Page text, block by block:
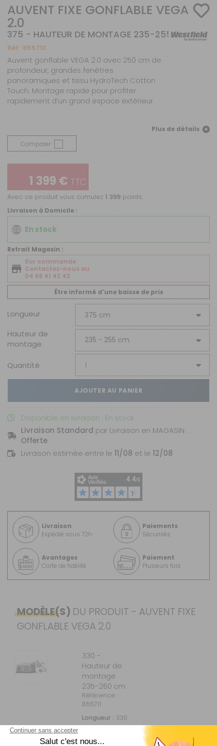
AUVENT FIXE GONFLABLE VEGA
2.0
375 - HAUTEUR DE MONTAGE 235-255 CM
Réf : 855713
Auvent gonflable VEGA 2.0 avec 250 cm de
profondeur, grandes fenêtres
panoramiques et tissu HydroTech Cotton
Touch. Montage rapide pour profiter
rapidement d’un grand espace extérieur.
Plus de détails
Comparer
1 399 € TTC
Avec ce produit vous cumulez 1 399 points.
Livraison à Domicile :
En stock
Retrait Magasin :
Sur commande
Contactez-nous au
04 68 41 42 42
Être informé d'une baisse de prix
Longueur
Hauteur de
montage
Quantité
AJOUTER AU PANIER
Disponible en livraison : En stock
Livraison Standard par Livraison en MAGASIN :
Offerte.
Livraison estimée entre le 11/08 et le 12/08
Livraison
Expédié sous 72h
Paiements
Sécurisés
Avantages
Carte de fidélité
Paiement
Plusieurs fois
MODÈLE(S) DU PRODUIT - AUVENT FIXE
GONFLABLE VEGA 2.0
330 -
Hauteur de
montage
235-260 cm
Référence :
855711
Longueur : 330
cm
Hauteur de